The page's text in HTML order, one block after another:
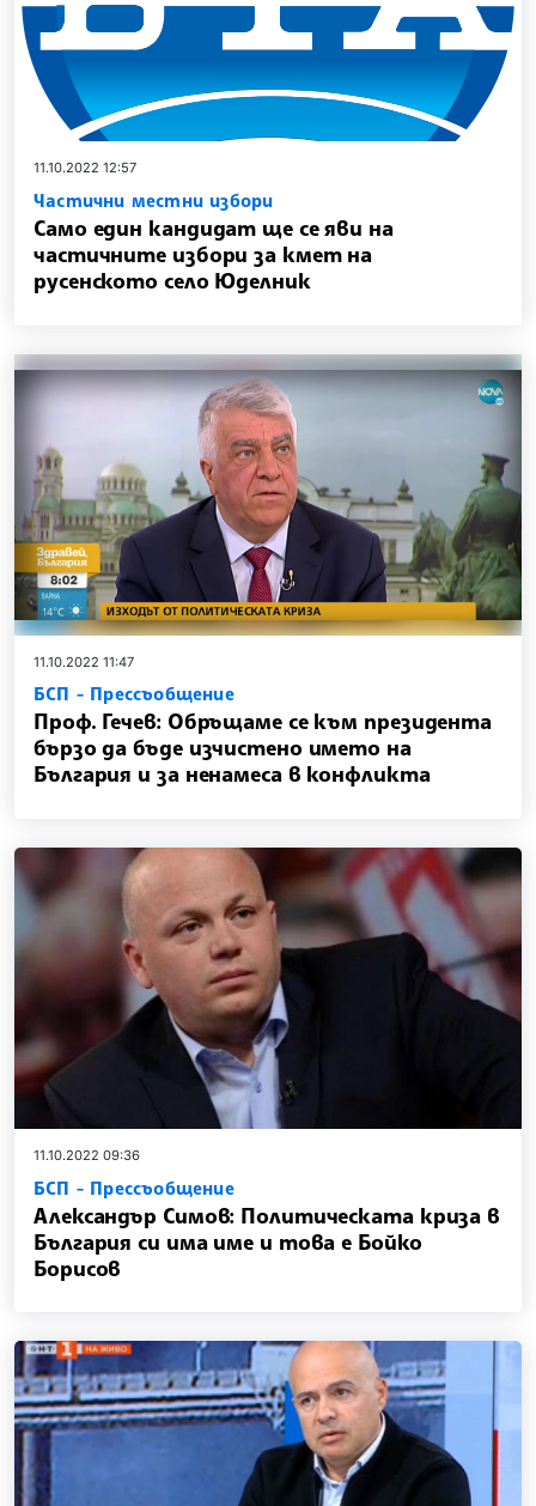
11.10.2022 12:57
Частични местни избори
Само един кандидат ще се яви на
частичните избори за кмет на
русенското село Юделник
11.10.2022 11:47
БСП - Прессъобщение
Проф. Гечев: Обръщаме се към президента
бързо да бъде изчистено името на
България и за ненамеса в конфликта
11.10.2022 09:36
БСП - Прессъобщение
Александър Симов: Политическата криза в
България си има име и това е Бойко
Борисов